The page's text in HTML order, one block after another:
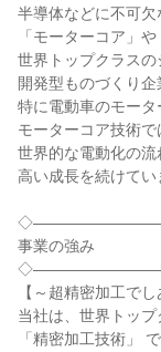
半導体などに不可欠
「モーターコア」
世界トップクラスの
開発型ものづくり企
特に電動車のモータ
モーターコア技術で
世界的な電動化の流
高い成長を続けてい
事業の強み
【～超精密加工で
当社は、世界トップ
「精密加工技術」 で